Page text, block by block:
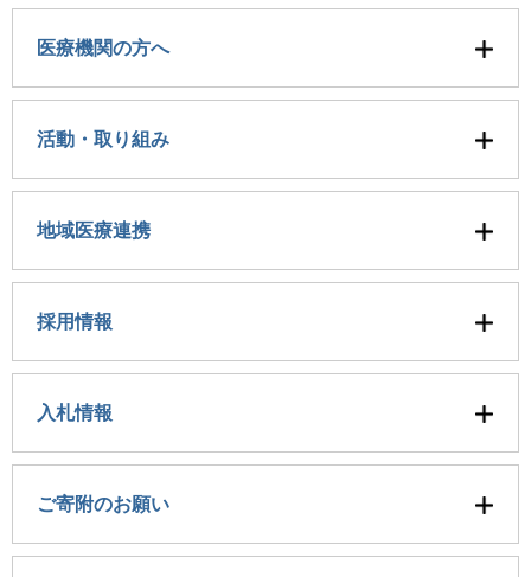
医療機関の方へ
活動・取り組み
地域医療連携
採用情報
入札情報
ご寄附のお願い